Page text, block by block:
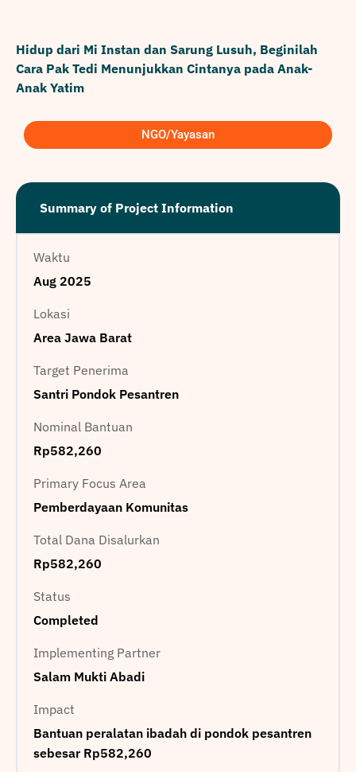
Hidup dari Mi Instan dan Sarung Lusuh, Beginilah
Cara Pak Tedi Menunjukkan Cintanya pada Anak-
Anak Yatim
NGO/Yayasan
Summary of Project Information
Waktu
Aug 2025
Lokasi
Area Jawa Barat
Target Penerima
Santri Pondok Pesantren
Nominal Bantuan
Rp582,260
Primary Focus Area
Pemberdayaan Komunitas
Total Dana Disalurkan
Rp582,260
Status
Completed
Implementing Partner
Salam Mukti Abadi
Impact
Bantuan peralatan ibadah di pondok pesantren
sebesar Rp582,260